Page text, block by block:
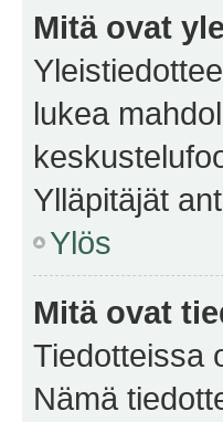
Mitä ovat
lukea
Ylläpitäjät
Ylös
Mitä ovat
Tiedotteissa
Nämä